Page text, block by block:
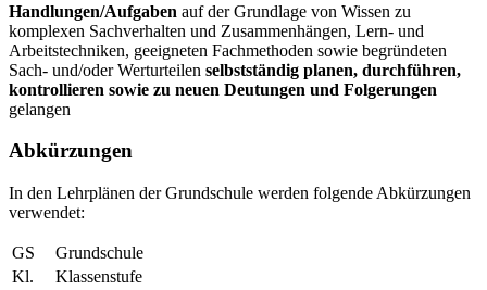
Handlungen/Aufgaben auf der Grundlage von Wissen zu
komplexen Sachverhalten und Zusammenhängen, Lern- und
Arbeitstechniken, geeigneten Fachmethoden sowie begründeten
Sach- und/oder Werturteilen selbstständig planen, durchführen,
kontrollieren sowie zu neuen Deutungen und Folgerungen
gelangen
Abkürzungen
In den Lehrplänen der Grundschule werden folgende Abkürzungen
verwendet:
GS
Grundschule
Kl.
Klassenstufe